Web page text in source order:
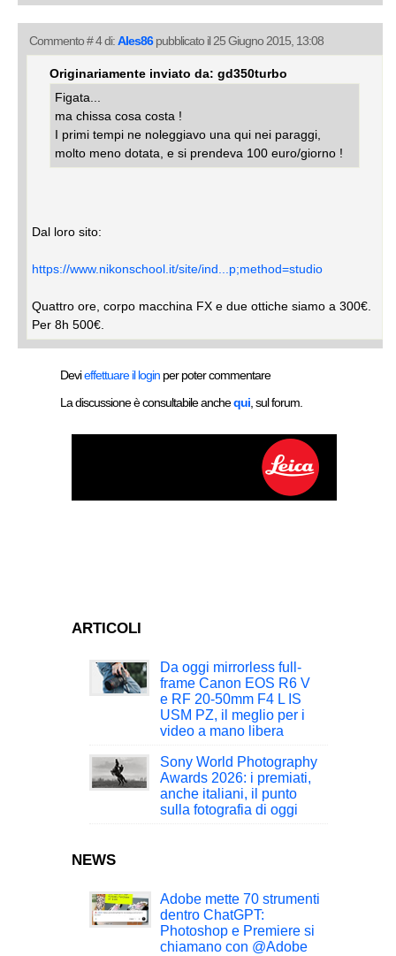
Commento # 4 di:Ales86pubblicato il 25 Giugno 2015, 13:08
Originariamente inviato da: gd350turbo
Figata...
ma chissa cosa costa !
I primi tempi ne noleggiavo una qui nei paraggi,
molto meno dotata, e si prendeva 100 euro/giorno !
Dal loro sito:
https://www.nikonschool.it/site/ind...p;method=studio
Quattro ore, corpo macchina FX e due ottiche siamo a 300€.
Per 8h 500€.
Devieffettuare il login per poter commentare
La discussione è consultabile anchequi , sul forum.
ARTICOLI
Da oggi mirrorless full-
frame Canon EOS R6 V
e RF 20-50mm F4 L IS
USM PZ, il meglio per i
video a mano libera
Sony World Photography
Awards 2026: i premiati,
anche italiani, il punto
sulla fotografia di oggi
NEWS
Adobe mette 70 strumenti
dentro ChatGPT:
Photoshop e Premiere si
chiamano con @Adobe